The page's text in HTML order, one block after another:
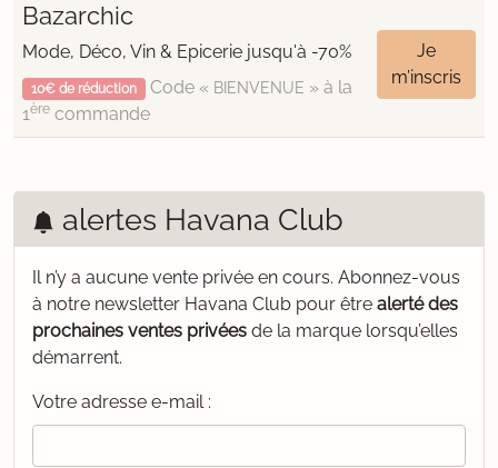
Bazarchic
Mode, Déco, Vin & Epicerie jusqu'à -70%
10€ de réduction Code « BIENVENUE » à la
1ère commande
Je
m’inscris
alertes Havana Club
Il n’y a aucune vente privée en cours. Abonnez-vous
à notre newsletter Havana Club pour être alerté des
prochaines ventes privées de la marque lorsqu’elles
démarrent.
Votre adresse e-mail :